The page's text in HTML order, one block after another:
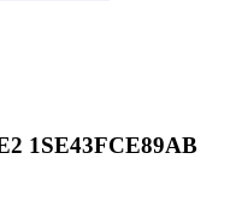
1SE43FCE89AB